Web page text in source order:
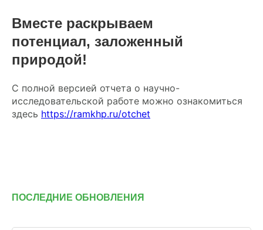
Вместе раскрываем
потенциал, заложенный
природой!
С полной версией отчета о научно-
исследовательской работе можно ознакомиться
здесь https://ramkhp.ru/otchet
ПОСЛЕДНИЕ ОБНОВЛЕНИЯ